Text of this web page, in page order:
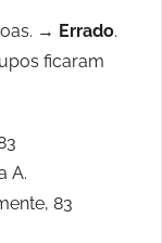
→ Errado.
ficaram
A.
83